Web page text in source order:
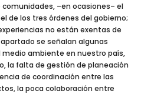
–en ocasiones– el
de los tres órdenes del gobierno;
no están exentas de
se señalan algunas
ambiente en nuestro país,
la falta de gestión de planeación
de coordinación entre las
la poca colaboración entre